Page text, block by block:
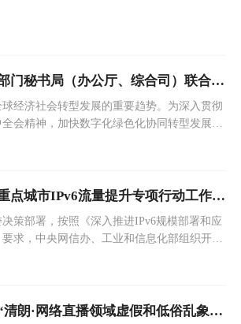
中央网信办等十部门秘书局（办公厅、综合司）联合印发《数字化绿色化协同转型发展实施指南》
经济社会转型发展的重要趋势。为深入贯彻
会精神，加快数字化绿色化协同转型发展
信息化部办公厅、自然资源部办公厅、生态关于印发《全国重点城市IPv6流量提升专项行动工作方案》的通知
策部署，按照《深入推进IPv6规模部署和应
求，中央网信办、工业和信息化部组织开展
统筹协调，压实工作责任，按期保质完成专中央网信办启动“清朗·网络直播领域虚假和低俗乱象整治”专项行动